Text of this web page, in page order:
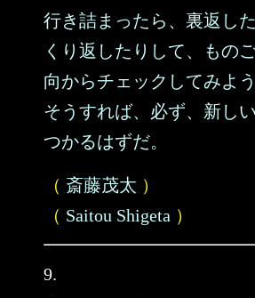
行き詰まったら、裏返し
くり返したりして、もの
向からチェックしてみよう
そうすれば、必ず、新し
つかるはずだ。
（ 斎藤茂太 ）
（ Saitou Shigeta ）
9.